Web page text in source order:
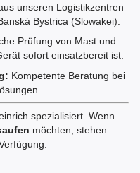
unseren Logistikzentren
Bystrica (Slowakei).
Prüfung von Mast und
sofort einsatzbereit ist.
Kompetente Beratung bei
spezialisiert. Wenn
möchten, stehen